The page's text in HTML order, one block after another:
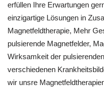
erfüllen Ihre Erwartungen
einzigartige Lösungen in
Magnetfeldtherapie, Mehr
pulsierende Magnetfelder,
Wirksamkeit der
verschiedenen
wir unsre